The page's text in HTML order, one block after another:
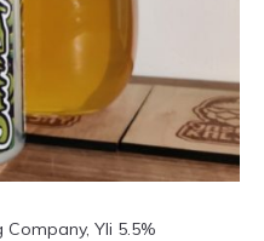
Company, Yli 5.5%